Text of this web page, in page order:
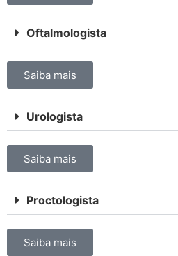
Oftalmologista
Saiba mais
Urologista
Saiba mais
Proctologista
Saiba mais